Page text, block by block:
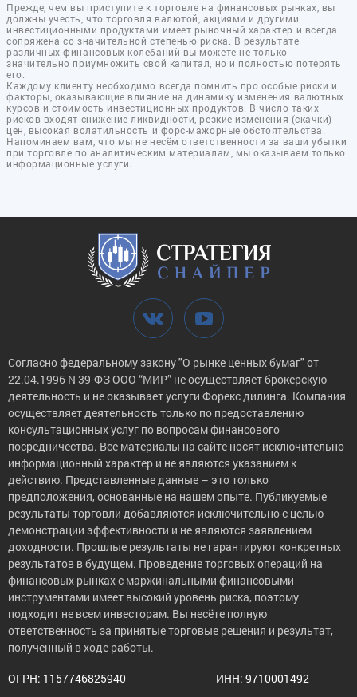
Прежде, чем вы приступите к торговле на финансовых рынках, вы
должны учесть, что торговля валютой, акциями и другими
инвестиционными продуктами имеет рыночный характер и всегда
сопряжена со значительной степенью риска. В результате
различных финансовых колебаний вы можете не только
значительно приумножить свой капитал, но и полностью потерять
его.
Каждому клиенту необходимо всегда помнить про особые риски и
факторы, оказывающие влияние на динамику изменения валютных
курсов и стоимость инвестиционных продуктов. В число таких
рисков входят снижение ликвидности, резкие изменения (скачки)
цен, высокая волатильность и форс-мажорные обстоятельства.
Напоминаем вам, что мы не несём ответственности за ваши убытки
при торговле по аналитическим материалам, мы оказываем только
информационные услуги.
Согласно федеральному закону "О рынке ценных бумаг" от
22.04.1996 N 39-ФЗ ООО “МИР” не осуществляет брокерскую
деятельность и не оказывает услуги Форекс дилинга. Компания
осуществляет деятельность только по предоставлению
консультационных услуг по вопросам финансового
посредничества. Все материалы на сайте носят исключительно
информационный характер и не являются указанием к
действию. Представленные данные – это только
предположения, основанные на нашем опыте. Публикуемые
результаты торговли добавляются исключительно с целью
демонстрации эффективности и не являются заявлением
доходности. Прошлые результаты не гарантируют конкретных
результатов в будущем. Проведение торговых операций на
финансовых рынках с маржинальными финансовыми
инструментами имеет высокий уровень риска, поэтому
подходит не всем инвесторам. Вы несёте полную
ответственность за принятые торговые решения и результат,
полученный в ходе работы.
ОГРН: 1157746825940 ИНН: 9710001492